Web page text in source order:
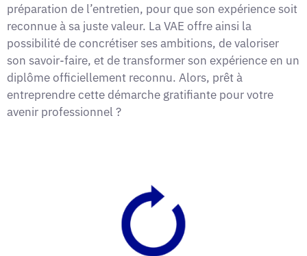
préparation de l’entretien, pour que son expérience soit
reconnue à sa juste valeur. La VAE offre ainsi la
possibilité de concrétiser ses ambitions, de valoriser
son savoir-faire, et de transformer son expérience en un
diplôme officiellement reconnu. Alors, prêt à
entreprendre cette démarche gratifiante pour votre
avenir professionnel ?